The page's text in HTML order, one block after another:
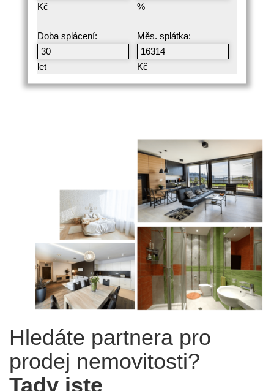
Kč %
Doba splácení:
let
Měs. splátka:
Kč
Hledáte partnera pro
prodej nemovitosti?
Tady jste